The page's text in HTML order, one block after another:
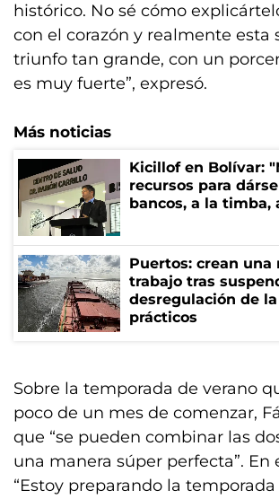
histórico. No sé cómo
con el corazón y realmente esta
triunfo tan grande, con un
es muy fuerte”, expresó.
Más noticias
Kicillof en Bolívar:
recursos para
bancos, a la timba,
Puertos: crean una
trabajo tras
desregulación de
prácticos
Sobre la temporada de verano
poco de un mes de comenzar,
que “se pueden combinar las
una manera súper perfecta”. En
“Estoy preparando la temporada